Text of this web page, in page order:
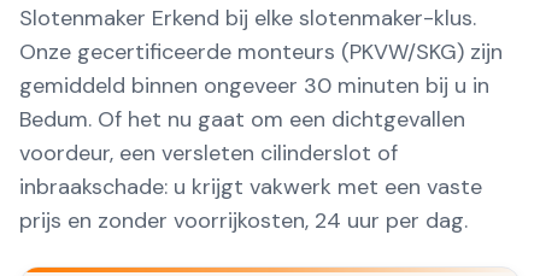
Slotenmaker Erkend bij elke slotenmaker-klus.
Onze gecertificeerde monteurs (PKVW/SKG) zijn
gemiddeld binnen ongeveer 30 minuten bij u in
Bedum. Of het nu gaat om een dichtgevallen
voordeur, een versleten cilinderslot of
inbraakschade: u krijgt vakwerk met een vaste
prijs en zonder voorrijkosten, 24 uur per dag.